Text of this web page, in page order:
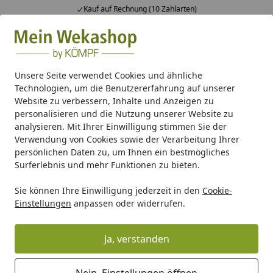
Unsere Seite verwendet Cookies und ähnliche
Technologien, um die Benutzererfahrung auf unserer
Website zu verbessern, Inhalte und Anzeigen zu
personalisieren und die Nutzung unserer Website zu
analysieren. Mit Ihrer Einwilligung stimmen Sie der
Verwendung von Cookies sowie der Verarbeitung Ihrer
persönlichen Daten zu, um Ihnen ein bestmögliches
Surferlebnis und mehr Funktionen zu bieten.
Sie können Ihre Einwilligung jederzeit in den Cookie-
Einstellungen anpassen oder widerrufen.
Ja, verstanden
Kauf auf Rechnung (10 Zahlarten)
Alle Produkte
Mein Konto
Suchen
Startseite
Wie Gutschein bezahlen?
Wie kann ich einen Gutschein
bezahlen?
Für den Kauf eines Gutscheins stehen Ihnen die
Verfügung. Sämtliche anderen Zahlarten sind nicht
Weitere Fragen aus dem Bereich